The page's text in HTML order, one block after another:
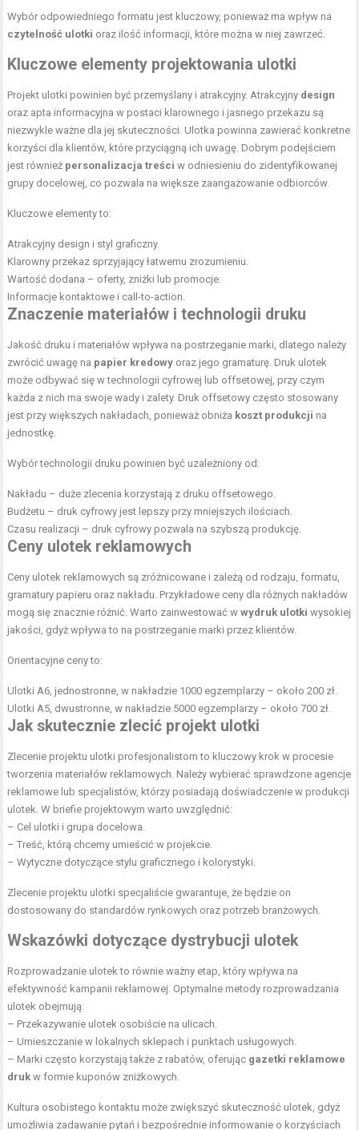
Wybór odpowiedniego formatu jest kluczowy, ponieważ ma wpływ na
czytelność ulotki oraz ilość informacji, które można w niej zawrzeć.
Kluczowe elementy projektowania ulotki
Projekt ulotki powinien być przemyślany i atrakcyjny. Atrakcyjny design
oraz apta informacyjna w postaci klarownego i jasnego przekazu są
niezwykle ważne dla jej skuteczności. Ulotka powinna zawierać konkretne
korzyści dla klientów, które przyciągną ich uwagę. Dobrym podejściem
jest również personalizacja treści w odniesieniu do zidentyfikowanej
grupy docelowej, co pozwala na większe zaangażowanie odbiorców.
Kluczowe elementy to:
Atrakcyjny design i styl graficzny.
Klarowny przekaz sprzyjający łatwemu zrozumieniu.
Wartość dodana – oferty, zniżki lub promocje.
Informacje kontaktowe i call-to-action.
Znaczenie materiałów i technologii druku
Jakość druku i materiałów wpływa na postrzeganie marki, dlatego należy
zwrócić uwagę na papier kredowy oraz jego gramaturę. Druk ulotek
może odbywać się w technologii cyfrowej lub offsetowej, przy czym
każda z nich ma swoje wady i zalety. Druk offsetowy często stosowany
jest przy większych nakładach, ponieważ obniża koszt produkcji na
jednostkę.
Wybór technologii druku powinien być uzależniony od:
Nakładu – duże zlecenia korzystają z druku offsetowego.
Budżetu – druk cyfrowy jest lepszy przy mniejszych ilościach.
Czasu realizacji – druk cyfrowy pozwala na szybszą produkcję.
Ceny ulotek reklamowych
Ceny ulotek reklamowych są zróżnicowane i zależą od rodzaju, formatu,
gramatury papieru oraz nakładu. Przykładowe ceny dla różnych nakładów
mogą się znacznie różnić. Warto zainwestować wwydruk ulotki wysokiej
jakości, gdyż wpływa to na postrzeganie marki przez klientów.
Orientacyjne ceny to:
Ulotki A6, jednostronne, w nakładzie 1000 egzemplarzy – około 200 zł.
Ulotki A5, dwustronne, w nakładzie 5000 egzemplarzy – około 700 zł.
Jak skutecznie zlecić projekt ulotki
Zlecenie projektu ulotki profesjonalistom to kluczowy krok w procesie
tworzenia materiałów reklamowych. Należy wybierać sprawdzone agencje
reklamowe lub specjalistów, którzy posiadają doświadczenie w produkcji
ulotek. W briefie projektowym warto uwzględnić:
– Cel ulotki i grupa docelowa.
– Treść, którą chcemy umieścić w projekcie.
– Wytyczne dotyczące stylu graficznego i kolorystyki.
Zlecenie projektu ulotki specjaliście gwarantuje, że będzie on
dostosowany do standardów rynkowych oraz potrzeb branżowych.
Wskazówki dotyczące dystrybucji ulotek
Rozprowadzanie ulotek to równie ważny etap, który wpływa na
efektywność kampanii reklamowej. Optymalne metody rozprowadzania
ulotek obejmują:
– Przekazywanie ulotek osobiście na ulicach.
– Umieszczanie w lokalnych sklepach i punktach usługowych.
– Marki często korzystają także z rabatów, oferując gazetki reklamowe
druk w formie kuponów zniżkowych.
Kultura osobistego kontaktu może zwiększyć skuteczność ulotek, gdyż
umożliwia zadawanie pytań i bezpośrednie informowanie o korzyściach